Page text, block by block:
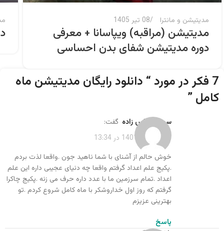
مدیتیشن و مانترا 08 تیر 1405
مدیتیشن (مراقبه) ویپاسانا + معرفی
دوره مدیتیشن شفای بدن احساسی
7 فکر در مورد “
دانلود رایگان مدیتیشن ماه
کامل ”
سمانه عباس زاده گفت:
شهریور 19, 1401 در 13:34
خوش حالم از آشنای با شما ناهید جون .واقعا لذت بردم
.پکیج علم اعداد گرفتم واقعا چه دنیای عجیبی داره این علم
اعداد .تمام سرزمین ما با عدد داره حرف می زنه .پکیج چاکرا
گرفتم که روز اول خداروشکر با ماه کامل شروع کردم .تو
بهترینی عزیزم
پاسخ